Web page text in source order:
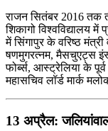
राजन सितंबर 2016 तक
शिकागो विश्वविद्यालय
में सिंगापुर के वरिष्ठ
षणमुगरत्नम, मैसचुएट्स
फोर्ब्स, आस्ट्रेलिया के
महासचिव लॉर्ड मार्क
13 अप्रैल: